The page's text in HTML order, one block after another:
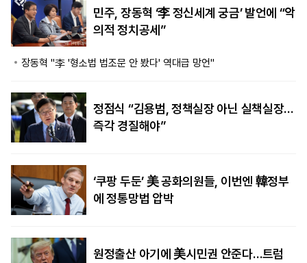
민주, 장동혁 ‘李 정신세계 궁금’ 발언에 “악
의적 정치공세”
장동혁 "李 '형소법 법조문 안 봤다' 역대급 망언"
정점식 “김용범, 정책실장 아닌 실책실장…
즉각 경질해야”
‘쿠팡 두둔’ 美 공화의원들, 이번엔 韓정부
에 정통망법 압박
원정출산 아기에 美시민권 안준다…트럼